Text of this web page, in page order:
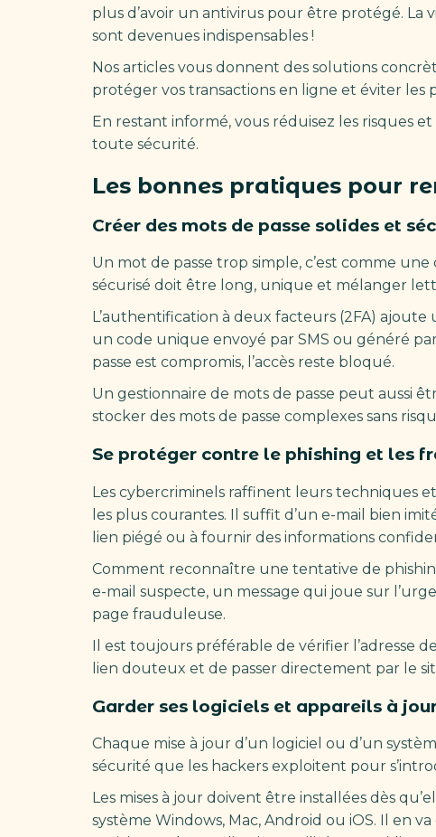
plus d’avoir un antivirus pour être protégé. La
sont devenues indispensables !
Nos articles vous donnent des solutions
protéger vos transactions en ligne et éviter les
En restant informé, vous réduisez les risques
toute sécurité.
Les bonnes pratiques pour
Créer des mots de passe solides et
Un mot de passe trop simple, c’est comme
sécurisé doit être long, unique et mélanger
L’authentification à deux facteurs (2FA)
un code unique envoyé par SMS ou généré
passe est compromis, l’accès reste bloqué.
Un gestionnaire de mots de passe peut aussi
stocker des mots de passe complexes sans
Se protéger contre le phishing et les
Les cybercriminels raffinent leurs techniques
les plus courantes. Il suffit d’un e-mail bien
lien piégé ou à fournir des informations
Comment reconnaître une tentative de
e-mail suspecte, un message qui joue sur
page frauduleuse.
Il est toujours préférable de vérifier l’adresse
lien douteux et de passer directement par le
Garder ses logiciels et appareils à
Chaque mise à jour d’un logiciel ou d’un
sécurité que les hackers exploitent pour
Les mises à jour doivent être installées dès
système Windows, Mac, Android ou iOS. Il en